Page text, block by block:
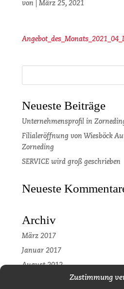
Zustimmung
von März 25, 2021
Neueste Beiträge
Unternehmensprofil in
Filialeröffnung von Wiesböck
Zorneding
SERVICE wird groß geschrieben
Neueste
Archiv
März 2017
Januar 2017
August 2012